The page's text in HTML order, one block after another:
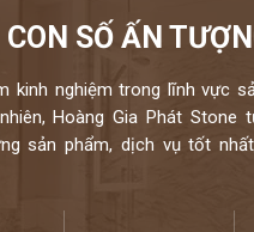
CON SỐ ẤN
kinh nghiệm trong lĩnh vực
Hoàng Gia Phát Stone
sản phẩm, dịch vụ tốt